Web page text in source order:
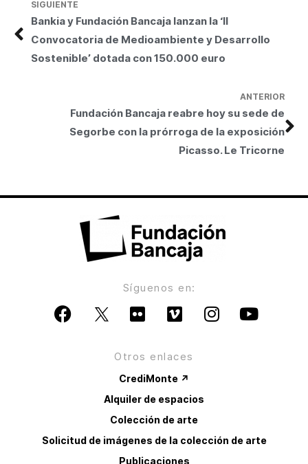
ANTERIOR
Fundación Bancaja reabre hoy su sede de
Segorbe con la prórroga de la exposición
Picasso. Le Tricorne
SIGUIENTE
Bankia y Fundación Bancaja lanzan la ‘II
Convocatoria de Medioambiente y Desarrollo
Sostenible’ dotada con 150.000 euro
Síguenos en:
Otros enlaces
CrediMonte ↗
Alquiler de espacios
Colección de arte
Solicitud de imágenes de la colección de arte
Publicaciones